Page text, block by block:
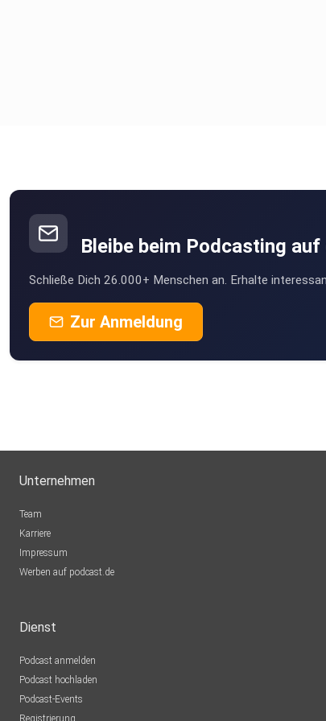
Bleibe beim Podcasting
Schließe Dich 26.000+ Menschen an. Erhalte
Zur Anmeldung
Unternehmen
Team
Karriere
Impressum
Werben auf podcast.de
Dienst
Podcast anmelden
Podcast hochladen
Podcast-Events
Registrierung